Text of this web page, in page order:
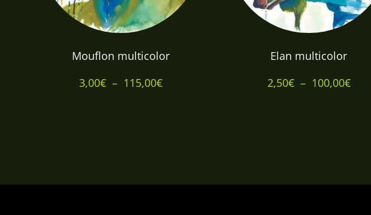
Mouflon multicolor
3,00€ – 115,00€Plage
Elan multicolor
2,50€ – 100,00€Plage